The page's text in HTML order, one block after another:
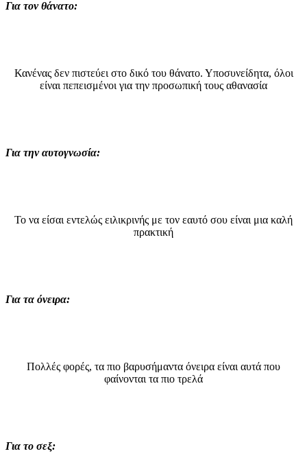
Για τον θάνατο:
Κανένας δεν πιστεύει στο δικό του θάνατο. Υποσυνείδητα, όλοι
είναι πεπεισμένοι για την προσωπική τους αθανασία
Για την αυτογνωσία:
Το να είσαι εντελώς ειλικρινής με τον εαυτό σου είναι μια καλή
πρακτική
Για τα όνειρα:
Πολλές φορές, τα πιο βαρυσήμαντα όνειρα είναι αυτά που
φαίνονται τα πιο τρελά
Για το σεξ: